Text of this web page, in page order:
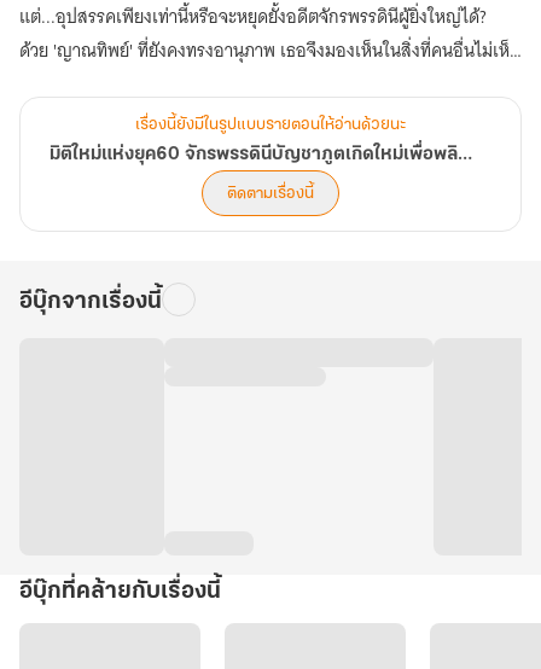
แต่...อุปสรรคเพียงเท่านี้หรือจะหยุดยั้งอดีตจักรพรรดินีผู้ยิ่งใหญ่ได้?
ด้วย 'ญาณทิพย์' ที่ยังคงทรงอานุภาพ เธอจึงมองเห็นในสิ่งที่คนอื่นไม่เห็น
หรือเห็ดหลินจือในป่าลึก ล้วนถูกเปิดเผยตำแหน่งโดยเหล่าภูตพรายที่สิ้น
หนทางบำเพ็ญเพียร พวกเขาพร้อมจะชี้ทางให้...เพื่อแลกกับอนาคตที่ดี
ตอนนี้ การเดินทางเพื่อพลิกชะตาสู่ความมั่งคั่งและกอบกู้ครอบครัวให้
321-360)
เรื่องนี้ยังมีในรูปแบบรายตอนให้อ่านด้วยนะ
มิติใหม่แห่งยุค60 จักรพรรดินีบัญชาภูตเกิดใหม่เพื่อพลิกชะตาอาณาจักรให้ร่ำรวย
ติดตามเรื่องนี้
อีบุ๊กจากเรื่องนี้
อีบุ๊กที่คล้ายกับเรื่องนี้